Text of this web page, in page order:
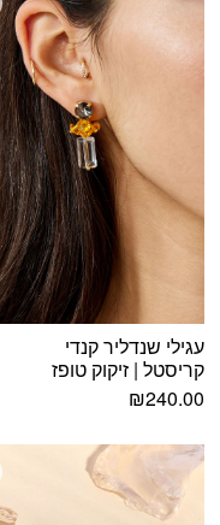
עגילי שנדליר קנדי
קריסטל | זיקוק טופז
₪240.00